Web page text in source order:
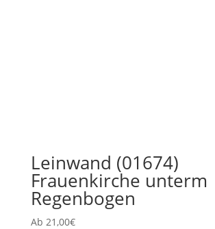
Leinwand (01674)
Frauenkirche unterm
Regenbogen
Ab 21,00€